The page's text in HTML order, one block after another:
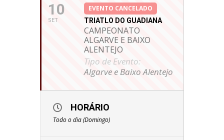
10
SET
EVENTO CANCELADO
TRIATLO DO GUADIANA
CAMPEONATO
ALGARVE E BAIXO
ALENTEJO
Tipo de Evento:
Algarve e Baixo Alentejo
HORÁRIO
Todo o dia (Domingo)